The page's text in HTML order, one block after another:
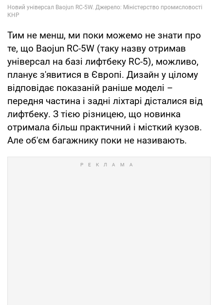
Тим не менш, ми поки можемо не знати про
те, що Baojun RC-5W (таку назву отримав
універсал на базі лифтбеку RC-5), можливо,
планує з'явитися в Європі. Дизайн у цілому
відповідає показаній раніше моделі –
передня частина і задні ліхтарі дісталися від
лифтбеку. З тією різницею, що новинка
отримала більш практичний і місткий кузов.
Але об'єм багажнику поки не називають.